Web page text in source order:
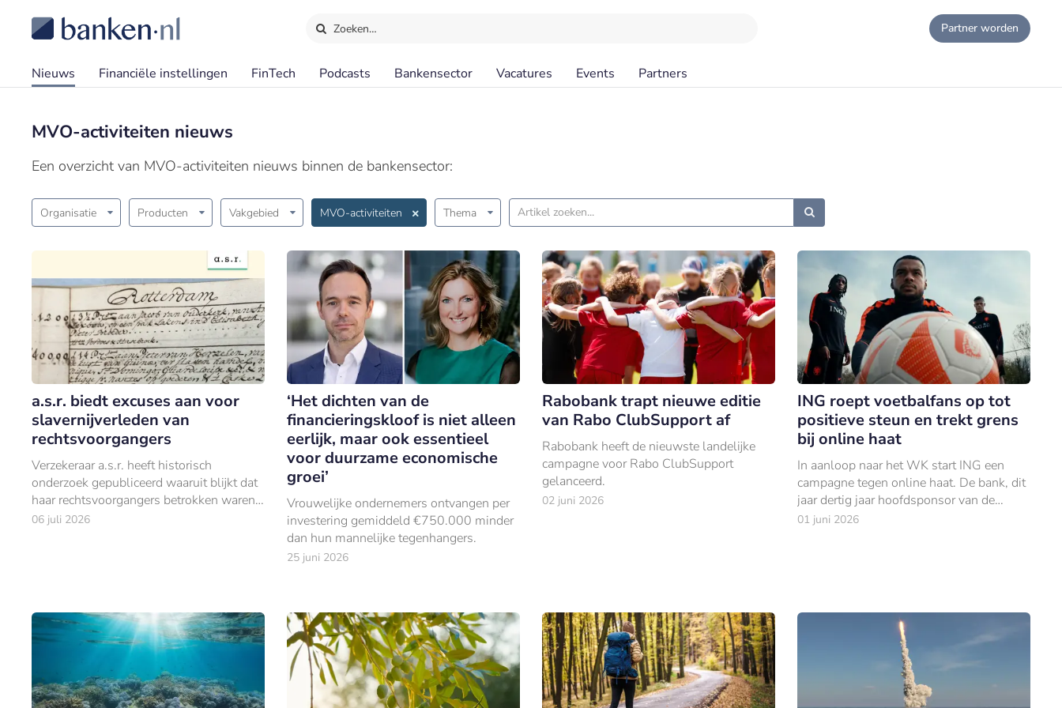
Zoeken… Partner worden
Nieuws Financiële instellingen FinTech Podcasts Bankensector Vacatures Events Partners
MVO-activiteiten nieuws
Een overzicht van MVO-activiteiten nieuws binnen de bankensector:
Organisatie Producten Vakgebied MVO-activiteiten Thema
a.s.r. biedt excuses aan voor
slavernijverleden van
rechtsvoorgangers
Verzekeraar a.s.r. heeft historisch
onderzoek gepubliceerd waaruit blijkt dat
haar rechtsvoorgangers betrokken waren
bij het koloniale- en slavernijsysteem en
06 juli 2026
‘Het dichten van de
financieringskloof is niet alleen
eerlijk, maar ook essentieel
voor duurzame economische
groei’
Vrouwelijke ondernemers ontvangen per
investering gemiddeld €750.000 minder
dan hun mannelijke tegenhangers.
25 juni 2026
Rabobank trapt nieuwe editie
van Rabo ClubSupport af
Rabobank heeft de nieuwste landelijke
campagne voor Rabo ClubSupport
gelanceerd.
02 juni 2026
ING roept voetbalfans op tot
positieve steun en trekt grens
bij online haat
In aanloop naar het WK start ING een
campagne tegen online haat. De bank, dit
jaar dertig jaar hoofdsponsor van de
KNVB, wil het onderscheid tussen kritiek
01 juni 2026